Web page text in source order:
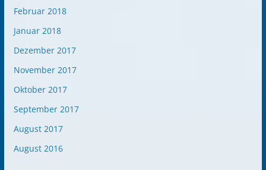
Februar 2018
Januar 2018
Dezember 2017
November 2017
Oktober 2017
September 2017
August 2017
August 2016